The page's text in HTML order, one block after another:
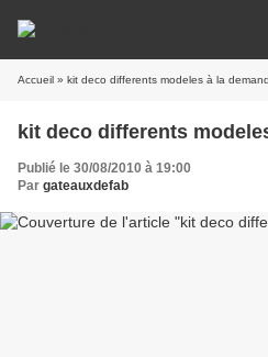
Accueil » kit deco differents modeles à la
kit deco differents
Publié le 30/08/2010 à 19:00
Par gateauxdefab